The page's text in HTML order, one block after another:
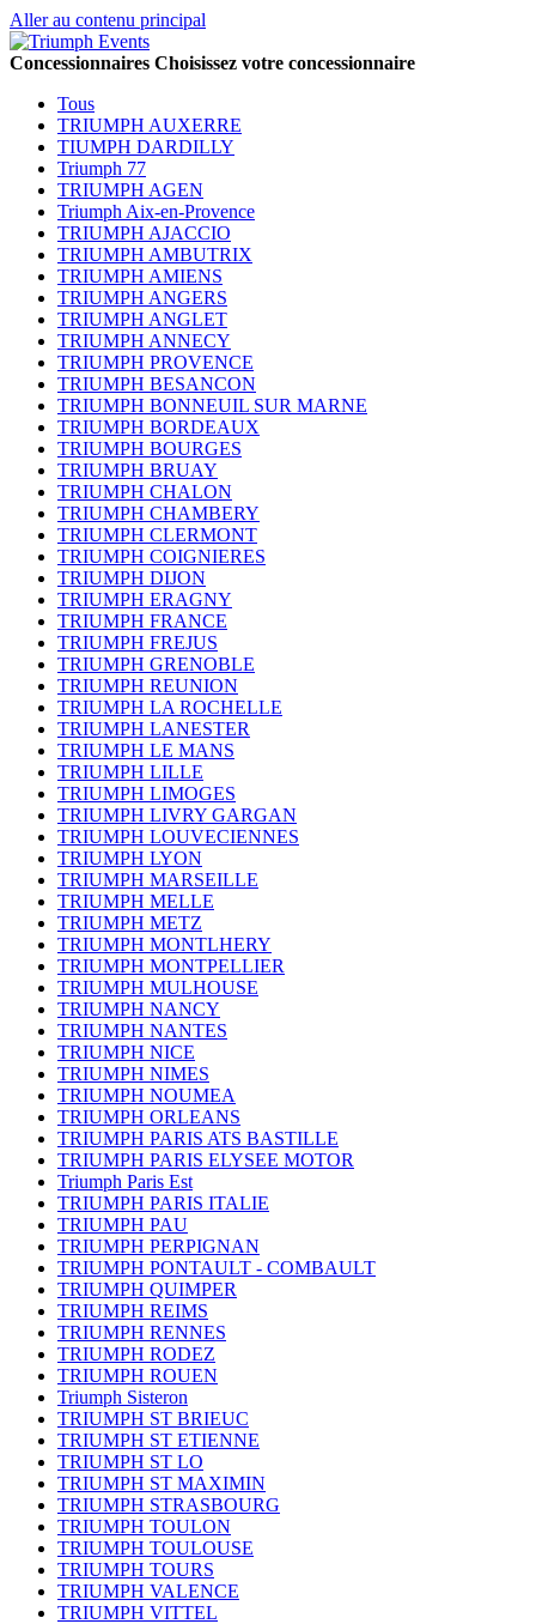
Aller au contenu principal
Concessionnaires Choisissez votre concessionnaire
Tous
TRIUMPH AUXERRE
TIUMPH DARDILLY
Triumph 77
TRIUMPH AGEN
Triumph Aix-en-Provence
TRIUMPH AJACCIO
TRIUMPH AMBUTRIX
TRIUMPH AMIENS
TRIUMPH ANGERS
TRIUMPH ANGLET
TRIUMPH ANNECY
TRIUMPH PROVENCE
TRIUMPH BESANCON
TRIUMPH BONNEUIL SUR MARNE
TRIUMPH BORDEAUX
TRIUMPH BOURGES
TRIUMPH BRUAY
TRIUMPH CHALON
TRIUMPH CHAMBERY
TRIUMPH CLERMONT
TRIUMPH COIGNIERES
TRIUMPH DIJON
TRIUMPH ERAGNY
TRIUMPH FRANCE
TRIUMPH FREJUS
TRIUMPH GRENOBLE
TRIUMPH REUNION
TRIUMPH LA ROCHELLE
TRIUMPH LANESTER
TRIUMPH LE MANS
TRIUMPH LILLE
TRIUMPH LIMOGES
TRIUMPH LIVRY GARGAN
TRIUMPH LOUVECIENNES
TRIUMPH LYON
TRIUMPH MARSEILLE
TRIUMPH MELLE
TRIUMPH METZ
TRIUMPH MONTLHERY
TRIUMPH MONTPELLIER
TRIUMPH MULHOUSE
TRIUMPH NANCY
TRIUMPH NANTES
TRIUMPH NICE
TRIUMPH NIMES
TRIUMPH NOUMEA
TRIUMPH ORLEANS
TRIUMPH PARIS ATS BASTILLE
TRIUMPH PARIS ELYSEE MOTOR
Triumph Paris Est
TRIUMPH PARIS ITALIE
TRIUMPH PAU
TRIUMPH PERPIGNAN
TRIUMPH PONTAULT - COMBAULT
TRIUMPH QUIMPER
TRIUMPH REIMS
TRIUMPH RENNES
TRIUMPH RODEZ
TRIUMPH ROUEN
Triumph Sisteron
TRIUMPH ST BRIEUC
TRIUMPH ST ETIENNE
TRIUMPH ST LO
TRIUMPH ST MAXIMIN
TRIUMPH STRASBOURG
TRIUMPH TOULON
TRIUMPH TOULOUSE
TRIUMPH TOURS
TRIUMPH VALENCE
TRIUMPH VITTEL